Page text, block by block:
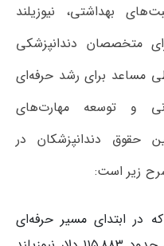
بهداشتی، نیوزیلند
متخصصان دندانپزشکی
مساعد برای رشد حرفه‌ای
و توسعه مهارت‌های
حقوق دندانپزشکان در
زیر است:
در ابتدای مسیر حرفه‌ای